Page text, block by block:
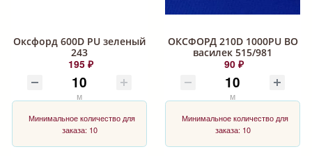
Оксфорд 600D PU зеленый
243
195 ₽
м
Минимальное количество для
заказа: 10
ОКСФОРД 210D 1000PU ВО
василек 515/981
90 ₽
м
Минимальное количество для
заказа: 10